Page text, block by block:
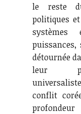
le reste
politiques
détournée
leur
conflit